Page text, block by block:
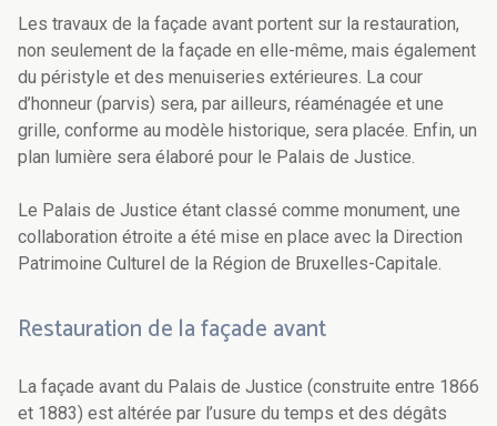
Les travaux de la façade avant portent sur la restauration,
non seulement de la façade en elle-même, mais également
du péristyle et des menuiseries extérieures. La cour
d’honneur (parvis) sera, par ailleurs, réaménagée et une
grille, conforme au modèle historique, sera placée. Enfin, un
plan lumière sera élaboré pour le Palais de Justice.
Le Palais de Justice étant classé comme monument, une
collaboration étroite a été mise en place avec la Direction
Patrimoine Culturel de la Région de Bruxelles-Capitale.
Restauration de la façade avant
La façade avant du Palais de Justice (construite entre 1866
et 1883) est altérée par l’usure du temps et des dégâts